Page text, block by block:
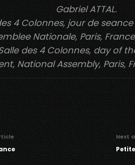
Gabriel ATTAL.
4 Colonnes, jour de
Nationale, Paris,
des 4 Colonnes, day of
National Assembly, Paris,
Next